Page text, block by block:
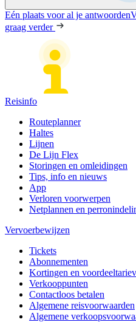
Eén plaats voor al je antwoorden
graag verder
Reisinfo
Routeplanner
Haltes
Lijnen
De Lijn Flex
Storingen en omleidingen
Tips, info en nieuws
App
Verloren voorwerpen
Netplannen en
Vervoerbewijzen
Tickets
Abonnementen
Kortingen en
Verkooppunten
Contactloos betalen
Algemene reisvoorwaarden
Algemene